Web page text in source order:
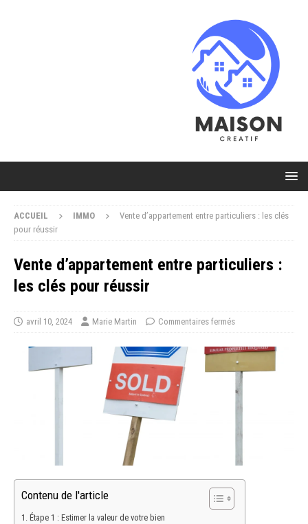
ACCUEIL IMMO
Vente d’appartement entre particuliers : les clés
pour réussir
Vente d’appartement entre particuliers :
les clés pour réussir
avril 10, 2024 Marie Martin Commentaires fermés
Contenu de l'article
Étape 1 : Estimer la valeur de votre bien